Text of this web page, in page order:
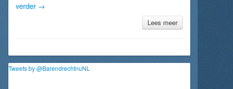
verder →
Lees meer
Tweets by @BarendrechtnuNL